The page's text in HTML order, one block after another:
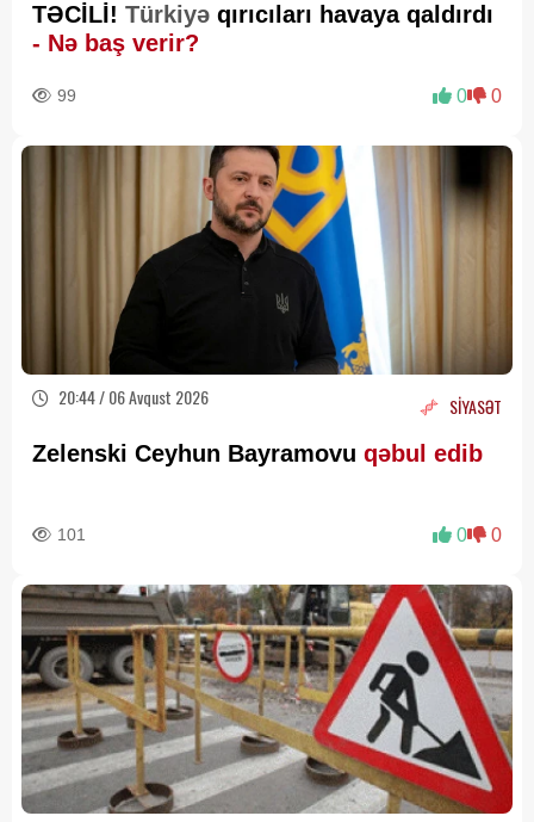
TƏCİLİ! Türkiyə qırıcıları havaya qaldırdı
- Nə baş verir?
99 0 0
20:44 / 06 Avqust 2026 SİYASƏT
Zelenski Ceyhun Bayramovu qəbul edib
101 0 0